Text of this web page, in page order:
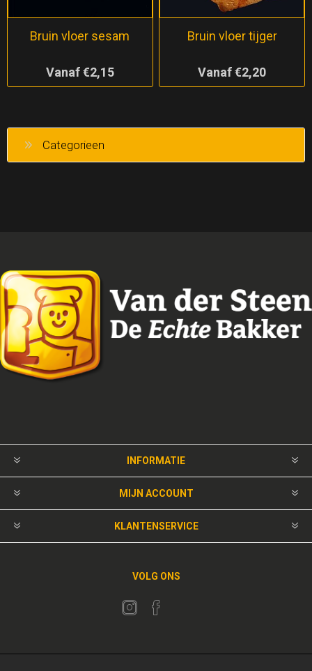
Bruin vloer sesam
Vanaf €2,15
Bruin vloer tijger
Vanaf €2,20
Categorieen
INFORMATIE
MIJN ACCOUNT
KLANTENSERVICE
VOLG ONS